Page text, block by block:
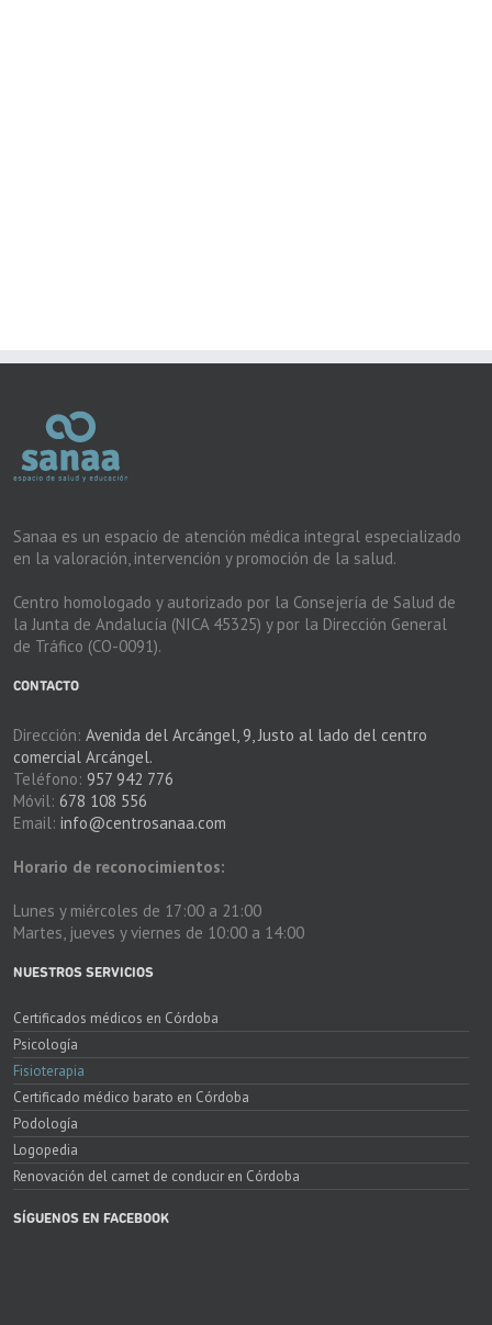
Sanaa es un espacio de atención médica integral especializado
en la valoración, intervención y promoción de la salud.
Centro homologado y autorizado por la Consejería de Salud de
la Junta de Andalucía (NICA 45325) y por la Dirección General
de Tráfico (CO-0091).
CONTACTO
Dirección: Avenida del Arcángel, 9, Justo al lado del centro
comercial Arcángel.
Teléfono: 957 942 776
Móvil: 678 108 556
Email: info@centrosanaa.com
Horario de reconocimientos:
Lunes y miércoles de 17:00 a 21:00
Martes, jueves y viernes de 10:00 a 14:00
NUESTROS SERVICIOS
Certificados médicos en Córdoba
Psicología
Fisioterapia
Certificado médico barato en Córdoba
Podología
Logopedia
Renovación del carnet de conducir en Córdoba
SÍGUENOS EN FACEBOOK